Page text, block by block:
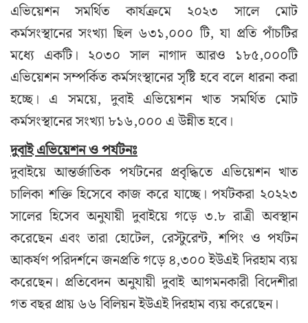
এভিয়েশন সমর্থিত কার্যক্রমে ২০২৩ সালে মোট
কর্মসংস্থানের সংখ্যা ছিল ৬৩১,০০০ টি, যা প্রতি পাঁচটির
মধ্যে একটি। ২০৩০ সাল নাগাদ আরও ১৮৫,০০০টি
এভিয়েশন সম্পর্কিত কর্মসংস্থানের সৃষ্টি হবে বলে ধারনা করা
হচ্ছে। এ সময়ে, দুবাই এভিয়েশন খাত সমর্থিত মোট
কর্মসংস্থানের সংখ্যা ৮১৬,০০০ এ উন্নীত হবে।
দুবাই এভিয়েশন ও পর্যটনঃ
দুবাইয়ে আন্তর্জাতিক পর্যটনের প্রবৃদ্ধিতে এভিয়েশন খাত
চালিকা শক্তি হিসেবে কাজ করে যাচ্ছে। পর্যটকরা ২০২২৩
সালের হিসেব অনুযায়ী দুবাইয়ে গড়ে ৩.৮ রাত্রী অবস্থান
করেছেন এবং তারা হোটেল, রেস্টুরেন্ট, শপিং ও পর্যটন
আকর্ষণ পরিদর্শনে জনপ্রতি গড়ে ৪,৩০০ ইউএই দিরহাম ব্যয়
করেছেন। প্রতিবেদন অনুযায়ী দুবাই আগমনকারী বিদেশীরা
গত বছর প্রায় ৬৬ বিলিয়ন ইউএই দিরহাম ব্যয় করেছেন।